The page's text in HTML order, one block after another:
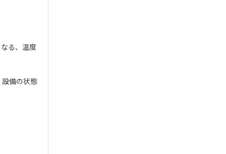
る、温度
備の状態